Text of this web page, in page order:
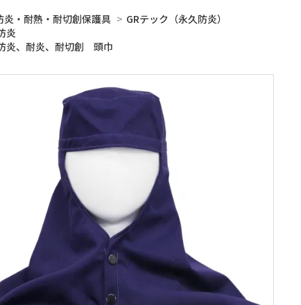
炎・耐熱・耐切創保護具 > GRテック（永久防炎）
炎
炎、耐炎、耐切創 頭巾